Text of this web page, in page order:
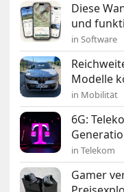
Diese
und
in Software
Modelle
in Mobilität
6G:
in Telekom
Gamer